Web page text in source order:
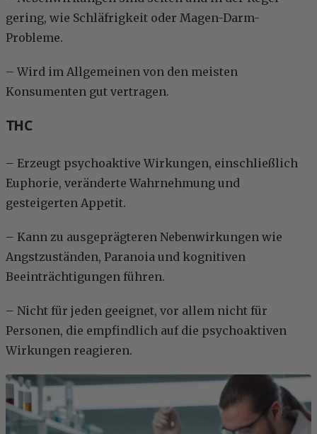
gering, wie Schläfrigkeit oder Magen-Darm-
Probleme.
– Wird im Allgemeinen von den meisten
Konsumenten gut vertragen.
THC
– Erzeugt psychoaktive Wirkungen, einschließlich
Euphorie, veränderte Wahrnehmung und
gesteigerten Appetit.
– Kann zu ausgeprägteren Nebenwirkungen wie
Angstzuständen, Paranoia und kognitiven
Beeinträchtigungen führen.
– Nicht für jeden geeignet, vor allem nicht für
Personen, die empfindlich auf die psychoaktiven
Wirkungen reagieren.